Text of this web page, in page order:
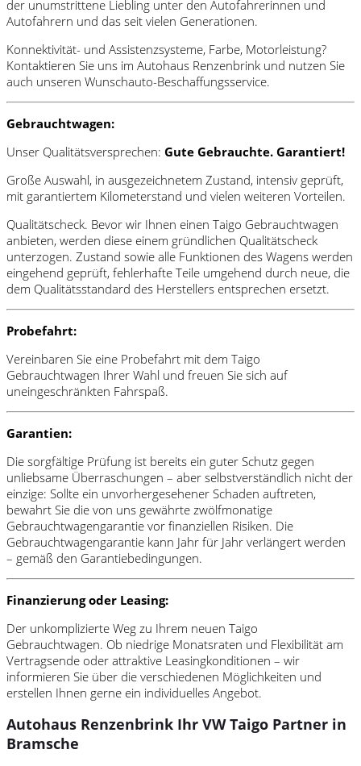
der unumstrittene Liebling unter den Autofahrerinnen und
Autofahrern und das seit vielen Generationen.
Konnektivität- und Assistenzsysteme, Farbe, Motorleistung?
Kontaktieren Sie uns im Autohaus Renzenbrink und nutzen Sie
auch unseren Wunschauto-Beschaffungsservice.
Gebrauchtwagen:
Unser Qualitätsversprechen: Gute Gebrauchte. Garantiert!
Große Auswahl, in ausgezeichnetem Zustand, intensiv geprüft,
mit garantiertem Kilometerstand und vielen weiteren Vorteilen.
Qualitätscheck. Bevor wir Ihnen einen Taigo Gebrauchtwagen
anbieten, werden diese einem gründlichen Qualitätscheck
unterzogen. Zustand sowie alle Funktionen des Wagens werden
eingehend geprüft, fehlerhafte Teile umgehend durch neue, die
dem Qualitätsstandard des Herstellers entsprechen ersetzt.
Probefahrt:
Vereinbaren Sie eine Probefahrt mit dem Taigo
Gebrauchtwagen Ihrer Wahl und freuen Sie sich auf
uneingeschränkten Fahrspaß.
Garantien:
Die sorgfältige Prüfung ist bereits ein guter Schutz gegen
unliebsame Überraschungen – aber selbstverständlich nicht der
einzige: Sollte ein unvorhergesehener Schaden auftreten,
bewahrt Sie die von uns gewährte zwölfmonatige
Gebrauchtwagengarantie vor finanziellen Risiken. Die
Gebrauchtwagengarantie kann Jahr für Jahr verlängert werden
– gemäß den Garantiebedingungen.
Finanzierung oder Leasing:
Der unkomplizierte Weg zu Ihrem neuen Taigo
Gebrauchtwagen. Ob niedrige Monatsraten und Flexibilität am
Vertragsende oder attraktive Leasingkonditionen – wir
informieren Sie über die verschiedenen Möglichkeiten und
erstellen Ihnen gerne ein individuelles Angebot.
Autohaus Renzenbrink Ihr VW Taigo Partner in
Bramsche